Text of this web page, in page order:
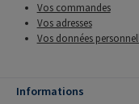
Vos commandes
Vos adresses
Vos données
Informations